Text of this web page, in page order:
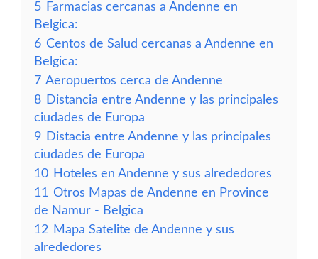
5 Farmacias cercanas a Andenne en
Belgica:
6 Centos de Salud cercanas a Andenne en
Belgica:
7 Aeropuertos cerca de Andenne
8 Distancia entre Andenne y las principales
ciudades de Europa
9 Distacia entre Andenne y las principales
ciudades de Europa
10 Hoteles en Andenne y sus alrededores
11 Otros Mapas de Andenne en Province
de Namur - Belgica
12 Mapa Satelite de Andenne y sus
alrededores